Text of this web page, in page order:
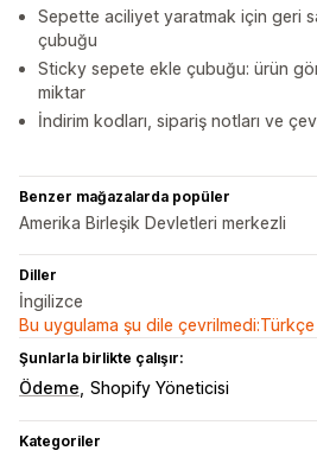
Sepette aciliyet yaratmak için geri
çubuğu
Sticky sepete ekle çubuğu: ürün
miktar
İndirim kodları, sipariş notları ve
Benzer mağazalarda popüler
Amerika Birleşik Devletleri merkezli
Diller
İngilizce
Bu uygulama şu dile çevrilmedi:Türkçe
Şunlarla birlikte çalışır:
Ödeme Shopify Yöneticisi
Kategoriler